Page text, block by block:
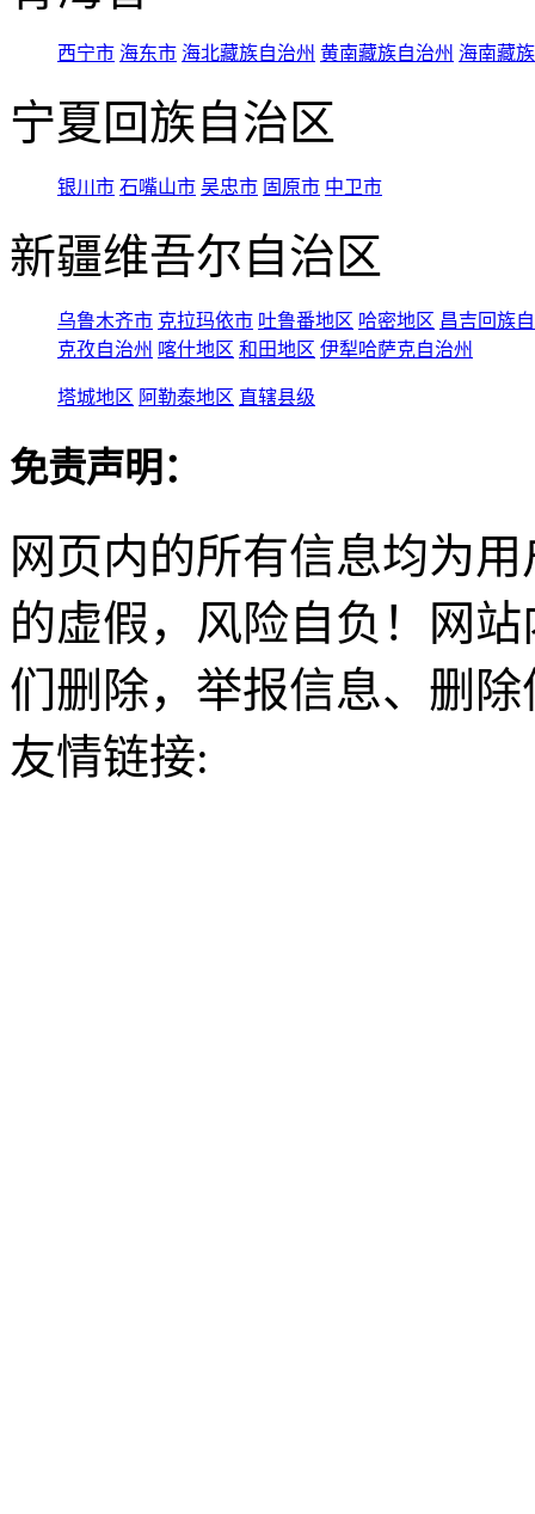
西宁市 海东市 海北藏族自治州 黄南藏族自治州 海南藏
宁夏回族自治区
银川市 石嘴山市 吴忠市 固原市 中卫市
新疆维吾尔自治区
乌鲁木齐市 克拉玛依市 吐鲁番地区 哈密地区 昌吉回族
克孜自治州 喀什地区 和田地区 伊犁哈萨克自治州
塔城地区 阿勒泰地区 直辖县级
免责声明：
网页内的所有信息均为
的虚假，风险自负！网
们删除，举报信息、删
友情链接: